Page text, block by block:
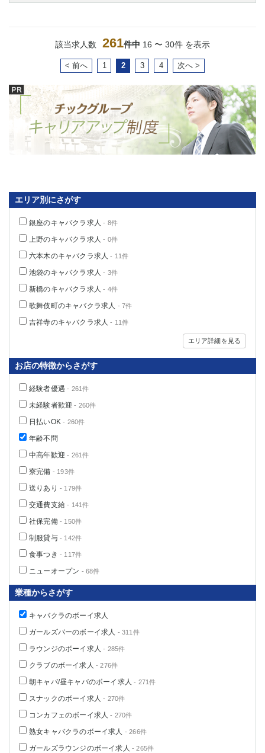
該当求人数 261件中 16 〜 30件 を表示
< 前へ 1 2 3 4 次へ >
エリア別にさがす
銀座のキャバクラ求人- 8件
上野のキャバクラ求人- 0件
六本木のキャバクラ求人- 11件
池袋のキャバクラ求人- 3件
新橋のキャバクラ求人- 4件
歌舞伎町のキャバクラ求人 - 7件
吉祥寺のキャバクラ求人- 11件
エリア詳細を見る
お店の特徴からさがす
経験者優遇 - 261件
未経験者歓迎 - 260件
日払いOK - 260件
年齢不問
中高年歓迎 - 261件
寮完備 - 193件
送りあり - 179件
交通費支給 - 141件
社保完備- 150件
制服貸与- 142件
食事つき - 117件
ニューオープン - 68件
業種からさがす
キャバクラのボーイ求人
ガールズバーのボーイ求人 - 311件
ラウンジのボーイ求人 - 285件
クラブのボーイ求人 - 276件
朝キャバ/昼キャバのボーイ求人 - 271件
スナックのボーイ求人 - 270件
コンカフェのボーイ求人 - 270件
熟女キャバクラのボーイ求人 - 266件
ガールズラウンジのボーイ求人 - 265件